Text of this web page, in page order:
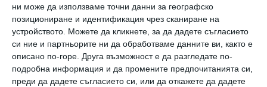
ни може да използваме точни данни за географско
позициониране и идентификация чрез сканиране на
устройството. Можете да кликнете, за да дадете съгласието
си ние и партньорите ни да обработваме данните ви, както е
описано по-горе. Друга възможност е да разгледате по-
подробна информация и да промените предпочитанията си,
преди да дадете съгласието си, или да откажете да дадете
28 юли 2026 г.